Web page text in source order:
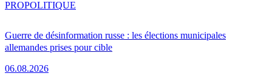
Guerre de désinformation russe : les élections municipales
allemandes prises pour cible
06.08.2026
PROPOLITIQUE